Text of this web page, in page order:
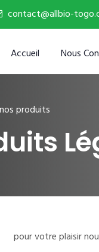
contact@allbio-
Accueil Nous
produits
pour votre plaisir